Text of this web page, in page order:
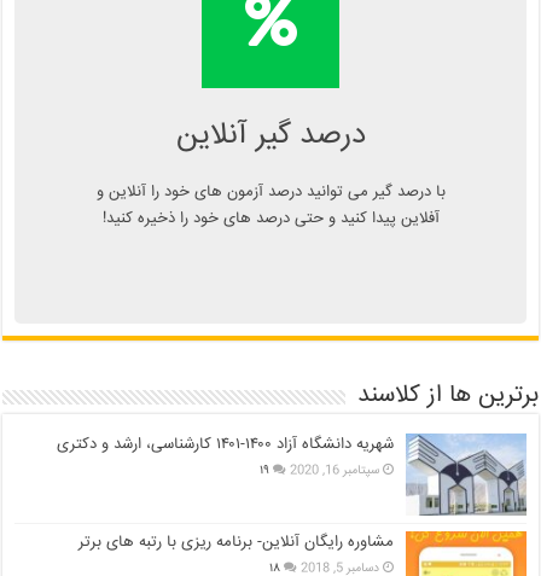
درصد گیر آنلاین
با درصد گیر می توانید درصد آزمون های خود را آنلاین و
آفلاین پیدا کنید و حتی درصد های خود را ذخیره کنید!
محاسبه آنلاین درصد یا دانلود
اپلیکیشن درصد گیر
برترین ها از کلاسند
شهریه دانشگاه آزاد ۱۴۰۰-۱۴۰۱ کارشناسی، ارشد و دکتری
سپتامبر 16, 2020 ۱۹
مشاوره رایگان آنلاین- برنامه ریزی با رتبه های برتر
دسامبر 5, 2018 ۱۸